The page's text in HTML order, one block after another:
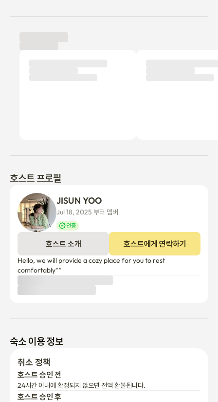
호스트 프로필
JISUN YOO
Jul 18, 2025 부터 멤버
인증
호스트 소개 호스트에게 연락하기
Hello, we will provide a cozy place for you to rest
comfortably^^
숙소 이용 정보
취소 정책
호스트 승인 전
24시간 이내에 확정되지 않으면 전액 환불됩니다.
호스트 승인 후